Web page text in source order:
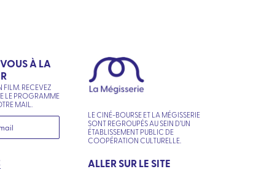
À LA
FILM. RECEVEZ
LE PROGRAMME
MAIL.
LE CINÉ-BOURSE ET LA MÉGISSERIE
SONT REGROUPÉS AU SEIN D’UN
ÉTABLISSEMENT PUBLIC DE
COOPÉRATION CULTURELLE.
ALLER SUR LE SITE